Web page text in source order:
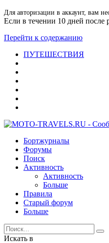
Для авторизации в аккаунт, вам
Если в течении 10 дней после
Перейти к содержанию
ПУТЕШЕСТВИЯ
Бортжурналы
Форумы
Поиск
Активность
Активность
Больше
Правила
Старый форум
Больше
Искать в